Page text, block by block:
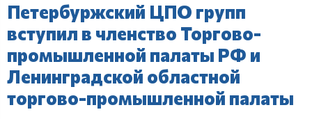
Петербуржский ЦПО групп
вступил в членство Торгово-
промышленной палаты РФ и
Ленинградской областной
торгово-промышленной палаты